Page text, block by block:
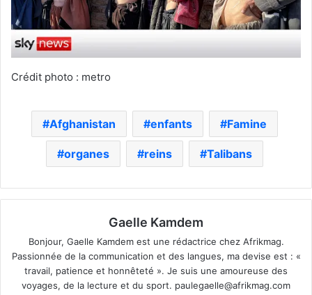
Crédit photo : metro
Afghanistan enfants Famine
organes reins Talibans
Gaelle Kamdem
Bonjour, Gaelle Kamdem est une rédactrice chez Afrikmag.
Passionnée de la communication et des langues, ma devise est : «
travail, patience et honnêteté ». Je suis une amoureuse des
voyages, de la lecture et du sport. paulegaelle@afrikmag.com